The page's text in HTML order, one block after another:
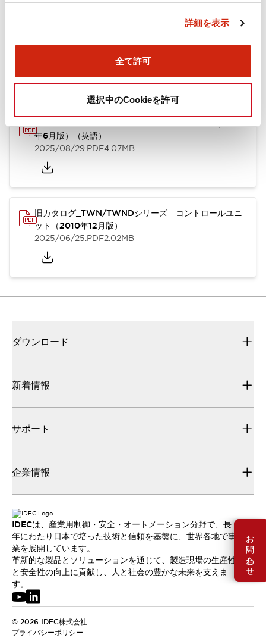
詳細を表示
全て許可
選択中のCookieを許可
お問い合わせ
年6月版）（日本語）
4.92MB
年6月版）（英語）
2025/08/29.PDF4.07MB
旧カタログ_TWN/TWNDシリーズ コントロールユニ
ット（2010年12月版）
2025/06/25.PDF2.02MB
ダウンロード
新着情報
サポート
企業情報
IDECは、産業用制御・安全・オートメーション分野で、長
年にわたり日本で培った技術と信頼を基盤に、世界各地で事
業を展開しています。
革新的な製品とソリューションを通じて、製造現場の生産性
と安全性の向上に貢献し、人と社会の豊かな未来を支えま
す。
© 2026 IDEC株式会社
プライバシーポリシー